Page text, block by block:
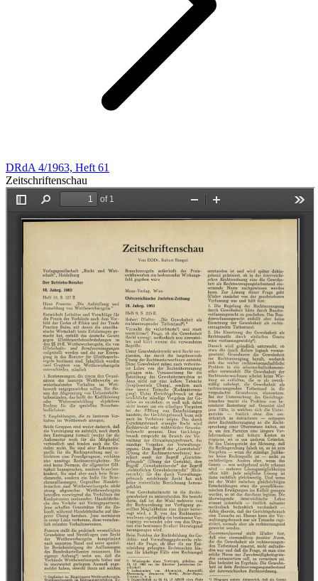
DRdA 4/1963, Heft 61
Zeitschriftenschau